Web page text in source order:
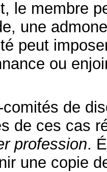
le membre
une
peut
ou
de
de ces cas
profession.
une copie